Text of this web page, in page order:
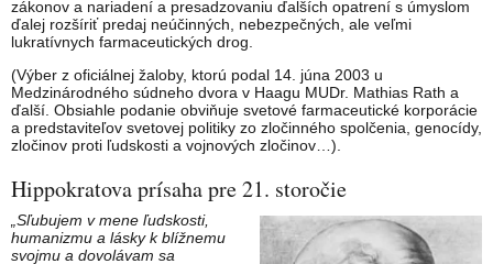
zákonov a nariadení a presadzovaniu ďalších opatrení s úmyslom
ďalej rozšíriť predaj neúčinných, nebezpečných, ale veľmi
lukratívnych farmaceutických drog.
(Výber z oficiálnej žaloby, ktorú podal 14. júna 2003 u
Medzinárodného súdneho dvora v Haagu MUDr. Mathias Rath a
ďalší. Obsiahle podanie obviňuje svetové farmaceutické korporácie
a predstaviteľov svetovej politiky zo zločinného spolčenia, genocídy,
zločinov proti ľudskosti a vojnových zločinov…).
Hippokratova prísaha pre 21. storočie
„Sľubujem v mene ľudskosti,
humanizmu a lásky k blížnemu
svojmu a dovolávam sa